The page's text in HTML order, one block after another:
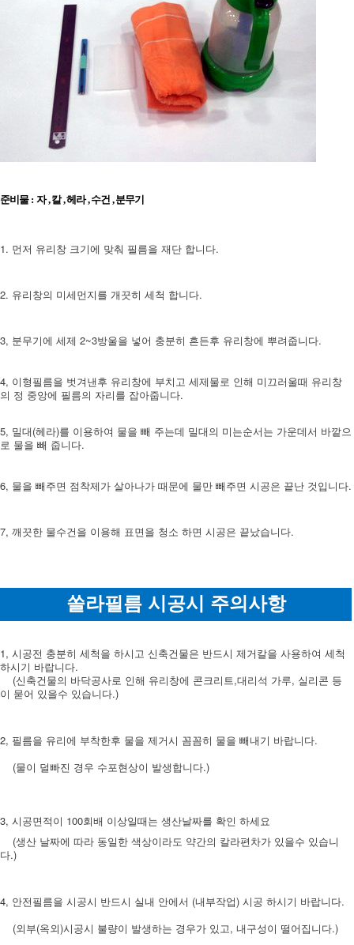
준비물 : 자 , 칼 , 헤라 , 수건 , 분무기
1. 먼저 유리창 크기에 맞춰 필름을 재단 합니다.
2. 유리창의 미세먼지를 개끗히 세척 합니다.
3, 분무기에 세제 2~3방울을 넣어 충분히 흔든후 유리창에 뿌려줍니다.
4, 이형필름을 벗겨낸후 유리창에 부치고 세제물로 인해 미끄러울때 유리창
의 정 중앙에 필름의 자리를 잡아줍니다.
5, 밀대(헤라)를 이용하여 물을 빼 주는데 밀대의 미는순서는 가운데서 바깥으
로 물을 빼 줍니다.
6, 물을 빼주면 점착제가 살아나가 때문에 물만 빼주면 시공은 끝난 것입니다.
7, 깨끗한 물수건을 이용해 표면을 청소 하면 시공은 끝났습니다.
쏠라필름 시공시 주의사항
1, 시공전 충분히 세척을 하시고 신축건물은 반드시 제거칼을 사용하여 세척
하시기 바랍니다.
(신축건물의 바닥공사로 인해 유리창에 콘크리트,대리석 가루, 실리콘 등
이 묻어 있을수 있습니다.)
2, 필름을 유리에 부착한후 물을 제거시 꼼꼼히 물을 빼내기 바랍니다.
(물이 덜빠진 경우 수포현상이 발생합니다.)
3, 시공면적이 100회배 이상일때는 생산날짜를 확인 하세요
(생산 날짜에 따라 동일한 색상이라도 약간의 칼라편차가 있을수 있습니
다.)
4, 안전필름을 시공시 반드시 실내 안에서 (내부작업) 시공 하시기 바랍니다.
(외부(옥외)시공시 불량이 발생하는 경우가 있고, 내구성이 떨어집니다.)